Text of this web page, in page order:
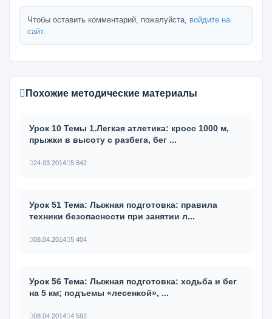
Чтобы оставить комментарий, пожалуйста, войдите на
сайт.
Похожие методические материалы
Урок 10 Темы 1.Легкая атлетика: кросс 1000 м,
прыжки в высоту с разбега, бег ...
24.03.2014 5 842
Урок 51 Тема: Лыжная подготовка: правила
техники безопасности при за­нятии л...
08.04.2014 5 404
Урок 56 Тема: Лыжная подготовка: ходьба и бег
на 5 км; подъемы «лесенкой», ...
08.04.2014 4 592